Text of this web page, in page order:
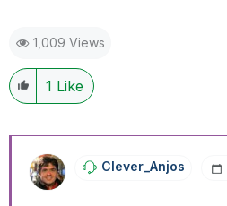
1,009 Views
1 Like
Clever_Anjos